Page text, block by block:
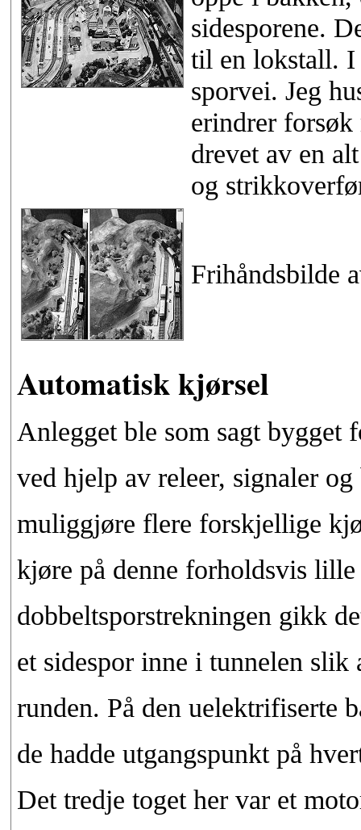
sidesporene.
til en lokstall. I
sporvei. Jeg
erindrer forsøk
drevet av en
og
Frihåndsbilde
Automatisk kjørsel
Anlegget ble som sagt bygget
ved hjelp av releer, signaler
muliggjøre flere forskjellige
kjøre på denne forholdsvis
dobbeltsporstrekningen gikk
et sidespor inne i tunnelen
runden. På den uelektrifiserte
de hadde utgangspunkt på
Det tredje toget her var et